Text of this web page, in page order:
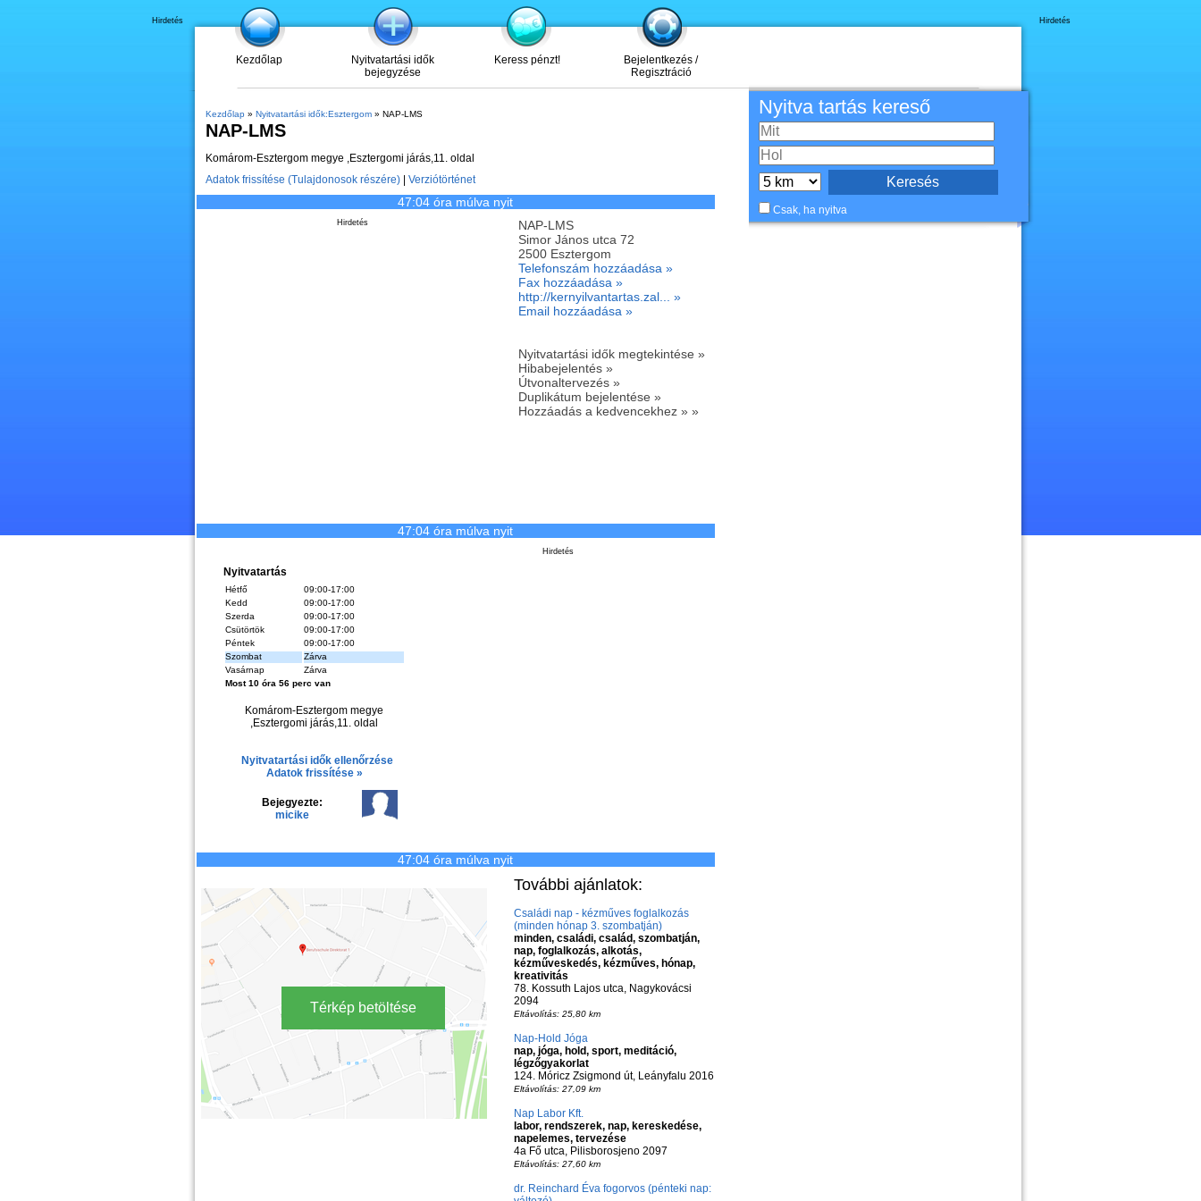
Kezdőlap
Nyitvatartási idők
bejegyzése
Keress pénzt!
Bejelentkezés /
Regisztráció
Hirdetés
Kezdőlap» Nyitvatartási idők:Esztergom» NAP-LMS
NAP-LMS
Komárom-Esztergom megye ,Esztergomi járás,11. oldal
Adatok frissítése (Tulajdonosok részére)| Verziótörténet
47:04 óra múlva nyit
NAP-LMS
Simor János utca 72
2500 Esztergom
Telefonszám hozzáadása »
Fax hozzáadása »
http://kernyilvantartas.zal... »
Email hozzáadása »
Nyitvatartási idők megtekintése »
Hibabejelentés »
Útvonaltervezés »
Duplikátum bejelentése »
Hozzáadás a kedvencekhez » »
Hirdetés
47:04 óra múlva nyit
Hirdetés
Nyitvatartás
Hétfő
09:00-17:00
Kedd
09:00-17:00
Szerda
09:00-17:00
Csütörtök
09:00-17:00
Péntek
09:00-17:00
Szombat
Zárva
Vasárnap
Zárva
Most 10 óra 56 perc van
Komárom-Esztergom megye
,Esztergomi járás,11. oldal
Nyitvatartási idők ellenőrzése
Adatok frissítése »
Bejegyezte:
micike
47:04 óra múlva nyit
Térkép betöltése
További ajánlatok:
Családi nap - kézműves foglalkozás
(minden hónap 3. szombatján)
minden, családi, család, szombatján,
nap, foglalkozás, alkotás,
kézműveskedés, kézműves, hónap,
kreativitás
78. Kossuth Lajos utca, Nagykovácsi
2094
Eltávolítás: 25,80 km
Nap-Hold Jóga
nap, jóga, hold, sport, meditáció,
légzőgyakorlat
124. Móricz Zsigmond út, Leányfalu 2016
Eltávolítás: 27,09 km
Nap Labor Kft.
labor, rendszerek, nap, kereskedése,
napelemes, tervezése
4a Fő utca, Pilisborosjeno 2097
Eltávolítás: 27,60 km
dr. Reinchard Éva fogorvos (pénteki nap:
Hirdetés
Nyitva tartás kereső
Csak, ha nyitva